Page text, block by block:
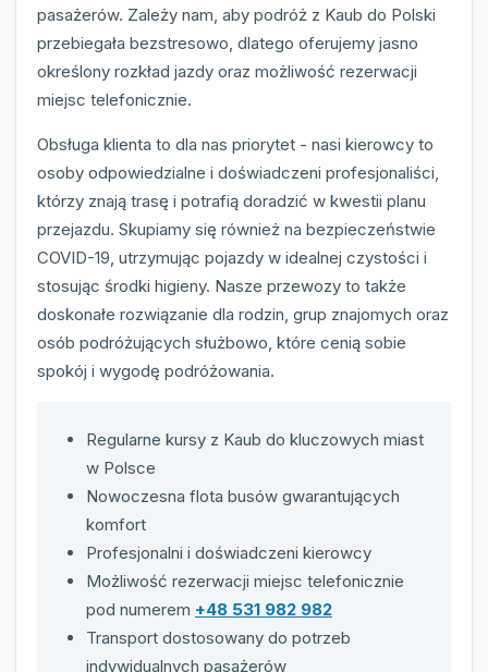
pasażerów. Zależy nam, aby podróż z Kaub do Polski
przebiegała bezstresowo, dlatego oferujemy jasno
określony rozkład jazdy oraz możliwość rezerwacji
miejsc telefonicznie.
Obsługa klienta to dla nas priorytet - nasi kierowcy to
osoby odpowiedzialne i doświadczeni profesjonaliści,
którzy znają trasę i potrafią doradzić w kwestii planu
przejazdu. Skupiamy się również na bezpieczeństwie
COVID-19, utrzymując pojazdy w idealnej czystości i
stosując środki higieny. Nasze przewozy to także
doskonałe rozwiązanie dla rodzin, grup znajomych oraz
osób podróżujących służbowo, które cenią sobie
spokój i wygodę podróżowania.
Regularne kursy z Kaub do kluczowych miast
w Polsce
Nowoczesna flota busów gwarantujących
komfort
Profesjonalni i doświadczeni kierowcy
Możliwość rezerwacji miejsc telefonicznie
pod numerem +48 531 982 982
Transport dostosowany do potrzeb
indywidualnych pasażerów